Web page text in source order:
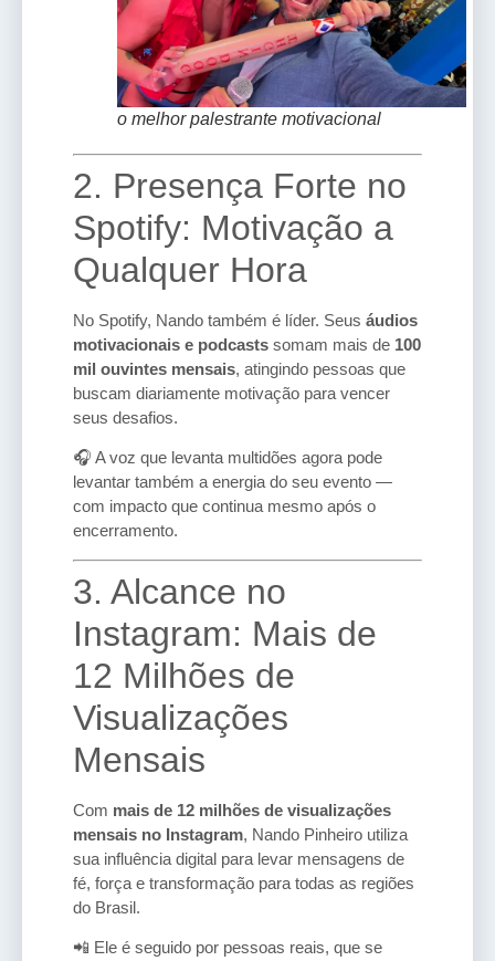
o melhor palestrante motivacional
2. Presença Forte no
Spotify: Motivação a
Qualquer Hora
No Spotify, Nando também é líder. Seus áudios
motivacionais e podcasts somam mais de 100
mil ouvintes mensais, atingindo pessoas que
buscam diariamente motivação para vencer
seus desafios.
🎧 A voz que levanta multidões agora pode
levantar também a energia do seu evento —
com impacto que continua mesmo após o
encerramento.
3. Alcance no
Instagram: Mais de
12 Milhões de
Visualizações
Mensais
Com mais de 12 milhões de visualizações
mensais no Instagram, Nando Pinheiro utiliza
sua influência digital para levar mensagens de
fé, força e transformação para todas as regiões
do Brasil.
📲 Ele é seguido por pessoas reais, que se